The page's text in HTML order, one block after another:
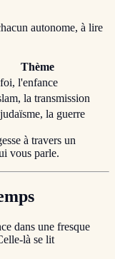
autonome, à lire
Thème
l'enfance
la transmission
la guerre
à travers un
vous parle.
dans une fresque
là se lit